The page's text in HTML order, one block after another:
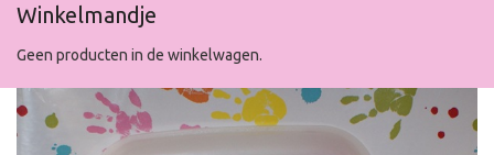
Winkelmandje
Geen producten in de winkelwagen.